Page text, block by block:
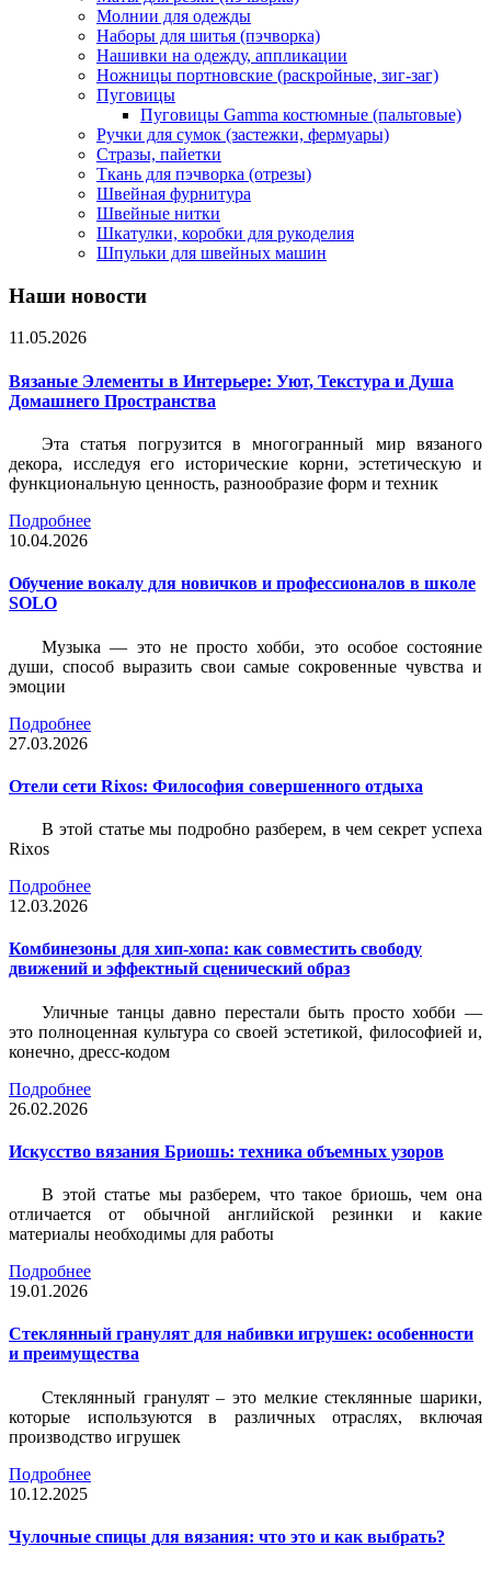
Молнии для одежды
Наборы для шитья (пэчворка)
Нашивки на одежду, аппликации
Ножницы портновские (раскройные, зиг-заг)
Пуговицы
Пуговицы Gamma костюмные (пальтовые)
Ручки для сумок (застежки, фермуары)
Стразы, пайетки
Ткань для пэчворка (отрезы)
Швейная фурнитура
Швейные нитки
Шкатулки, коробки для рукоделия
Шпульки для швейных машин
Наши новости
11.05.2026
Вязаные Элементы в Интерьере: Уют, Текстура и Душа
Домашнего Пространства
Эта статья погрузится в многогранный мир вязаного
декора, исследуя его исторические корни, эстетическую и
функциональную ценность, разнообразие форм и техник
Подробнее
10.04.2026
Обучение вокалу для новичков и профессионалов в школе
SOLO
Музыка — это не просто хобби, это особое состояние
души, способ выразить свои самые сокровенные чувства и
эмоции
Подробнее
27.03.2026
Отели сети Rixos: Философия совершенного отдыха
В этой статье мы подробно разберем, в чем секрет успеха
Rixos
Подробнее
12.03.2026
Комбинезоны для хип-хопа: как совместить свободу
движений и эффектный сценический образ
Уличные танцы давно перестали быть просто хобби —
это полноценная культура со своей эстетикой, философией и,
конечно, дресс-кодом
Подробнее
26.02.2026
Искусство вязания Бриошь: техника объемных узоров
В этой статье мы разберем, что такое бриошь, чем она
отличается от обычной английской резинки и какие
материалы необходимы для работы
Подробнее
19.01.2026
Стеклянный гранулят для набивки игрушек: особенности
и преимущества
Стеклянный гранулят – это мелкие стеклянные шарики,
которые используются в различных отраслях, включая
производство игрушек
Подробнее
10.12.2025
Чулочные спицы для вязания: что это и как выбрать?